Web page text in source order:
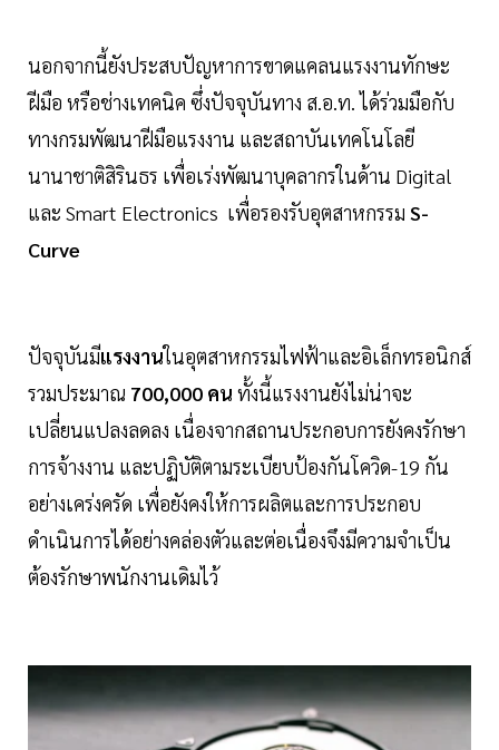
นอกจากนี้ยังประสบปัญหาการขาดแคลนแรงงานทักษะ
ฝีมือ หรือช่างเทคนิค ซึ่งปัจจุบันทาง ส.อ.ท. ได้ร่วมมือกับ
ทางกรมพัฒนาฝีมือแรงงาน และสถาบันเทคโนโลยี
นานาชาติสิรินธร เพื่อเร่งพัฒนาบุคลากรในด้าน Digital
และ Smart Electronics เพื่อรองรับอุตสาหกรรม S-
Curve
ปัจจุบันมีแรงงานในอุตสาหกรรมไฟฟ้าและอิเล็กทรอนิกส์
รวมประมาณ 700,000 คน ทั้งนี้แรงงานยังไม่น่าจะ
เปลี่ยนแปลงลดลง เนื่องจากสถานประกอบการยังคงรักษา
การจ้างงาน และปฏิบัติตามระเบียบป้องกันโควิด-19 กัน
อย่างเคร่งครัด เพื่อยังคงให้การผลิตและการประกอบ
ดำเนินการได้อย่างคล่องตัวและต่อเนื่องจึงมีความจำเป็น
ต้องรักษาพนักงานเดิมไว้